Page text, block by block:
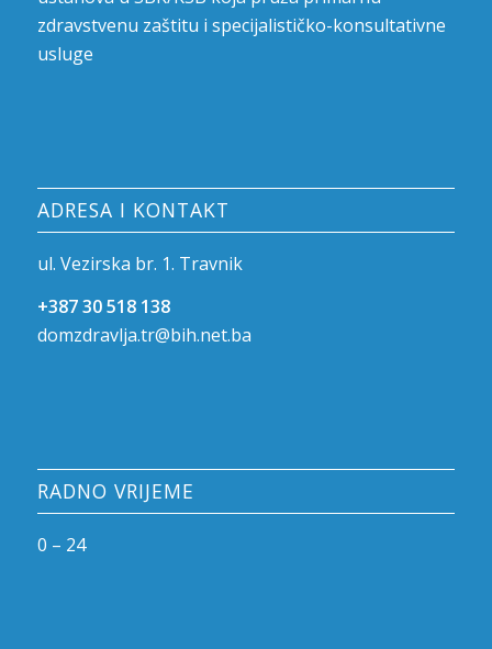
zdravstvenu zaštitu i specijalističko-konsultativne
usluge
ADRESA I KONTAKT
ul. Vezirska br. 1. Travnik
+387 30 518 138
domzdravlja.tr@bih.net.ba
RADNO VRIJEME
0 – 24